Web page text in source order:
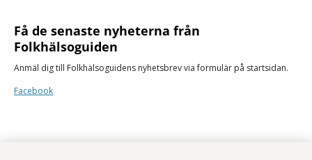
Få de senaste nyheterna från
Folkhälsoguiden
Anmäl dig till Folkhälsoguidens nyhetsbrev via formulär på startsidan.
Facebook